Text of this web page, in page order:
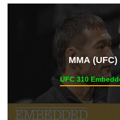
ММА (UFC)
UFC 310